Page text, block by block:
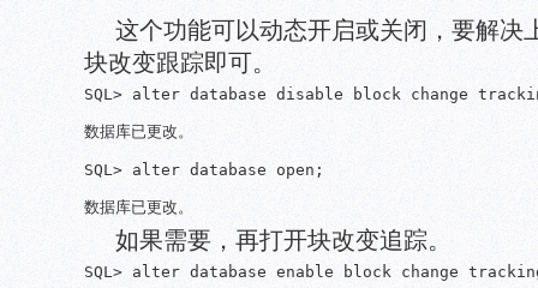
这个功能可以动态开启或关闭，要解决
块改变跟踪即可。
SQL> alter database disable block change
数据库已更改。
SQL> alter database open;
数据库已更改。
如果需要，再打开块改变追踪。
SQL> alter database enable block change